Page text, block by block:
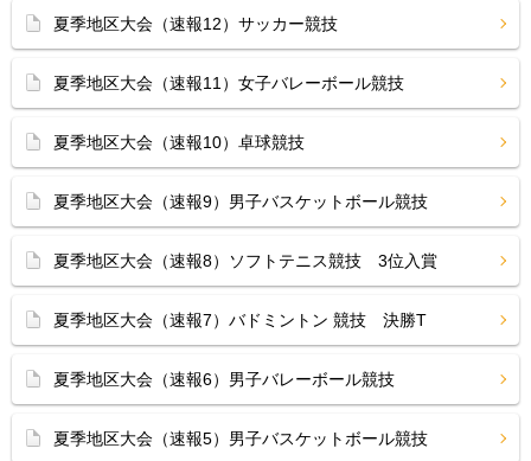
夏季地区大会（速報12）サッカー競技
夏季地区大会（速報11）女子バレーボール競技
夏季地区大会（速報10）卓球競技
夏季地区大会（速報9）男子バスケットボール競技
夏季地区大会（速報8）ソフトテニス競技 3位入賞
夏季地区大会（速報7）バドミントン 競技 決勝T
夏季地区大会（速報6）男子バレーボール競技
夏季地区大会（速報5）男子バスケットボール競技